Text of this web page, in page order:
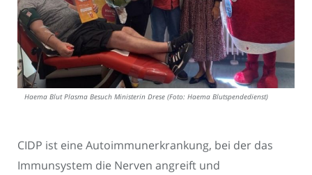
Haema Blut Plasma Besuch Ministerin Drese (Foto: Haema Blutspendedienst)
CIDP ist eine Autoimmunerkrankung, bei der das
Immunsystem die Nerven angreift und